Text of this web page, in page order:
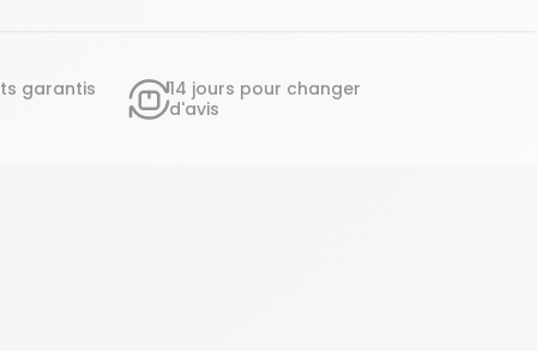
garantis
14 jours pour changer
d'avis